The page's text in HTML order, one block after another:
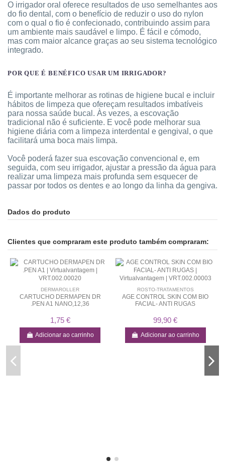
O irrigador oral oferece resultados de uso semelhantes aos
do fio dental, com o benefício de reduzir o uso do nylon
com o qual o fio é confecionado, contribuindo assim para
um ambiente mais saudável e limpo. É fácil e cómodo,
mas com maior alcance graças ao seu sistema tecnológico
integrado.
POR QUE É BENÉFICO USAR UM IRRIGADOR?
É importante melhorar as rotinas de higiene bucal e incluir
hábitos de limpeza que ofereçam resultados imbatíveis
para nossa saúde bucal. Às vezes, a escovação
tradicional não é suficiente. E você pode melhorar sua
higiene diária com a limpeza interdental e gengival, o que
facilitará uma boca mais limpa.
Você poderá fazer sua escovação convencional e, em
seguida, com seu irrigador, ajustar a pressão da água para
realizar uma limpeza mais profunda sem esquecer de
passar por todos os dentes e ao longo da linha da gengiva.
Dados do produto
Clientes que compraram este produto também compraram:
DERMAROLLER
CARTUCHO DERMAPEN DR
.PEN A1 NANO,12,36
1,75 €
Adicionar ao carrinho
ROSTO-TRATAMENTOS
AGE CONTROL SKIN COM BIO
FACIAL- ANTI RUGAS
99,90 €
Adicionar ao carrinho